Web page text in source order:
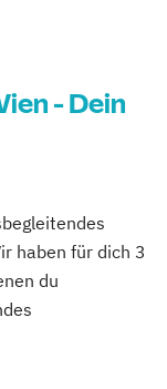
- Dein
haben für dich 3
du